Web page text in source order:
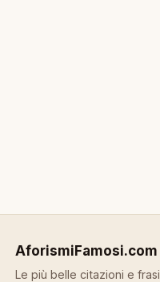
AforismiFamosi.com
Le più belle citazioni e frasi